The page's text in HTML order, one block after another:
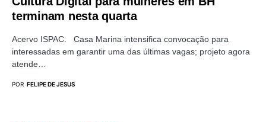
terminam nesta quarta
Acervo ISPAC. Casa Marina intensifica convocação para
interessadas em garantir uma das últimas vagas; projeto agora
atende…
POR FELIPE DE JESUS